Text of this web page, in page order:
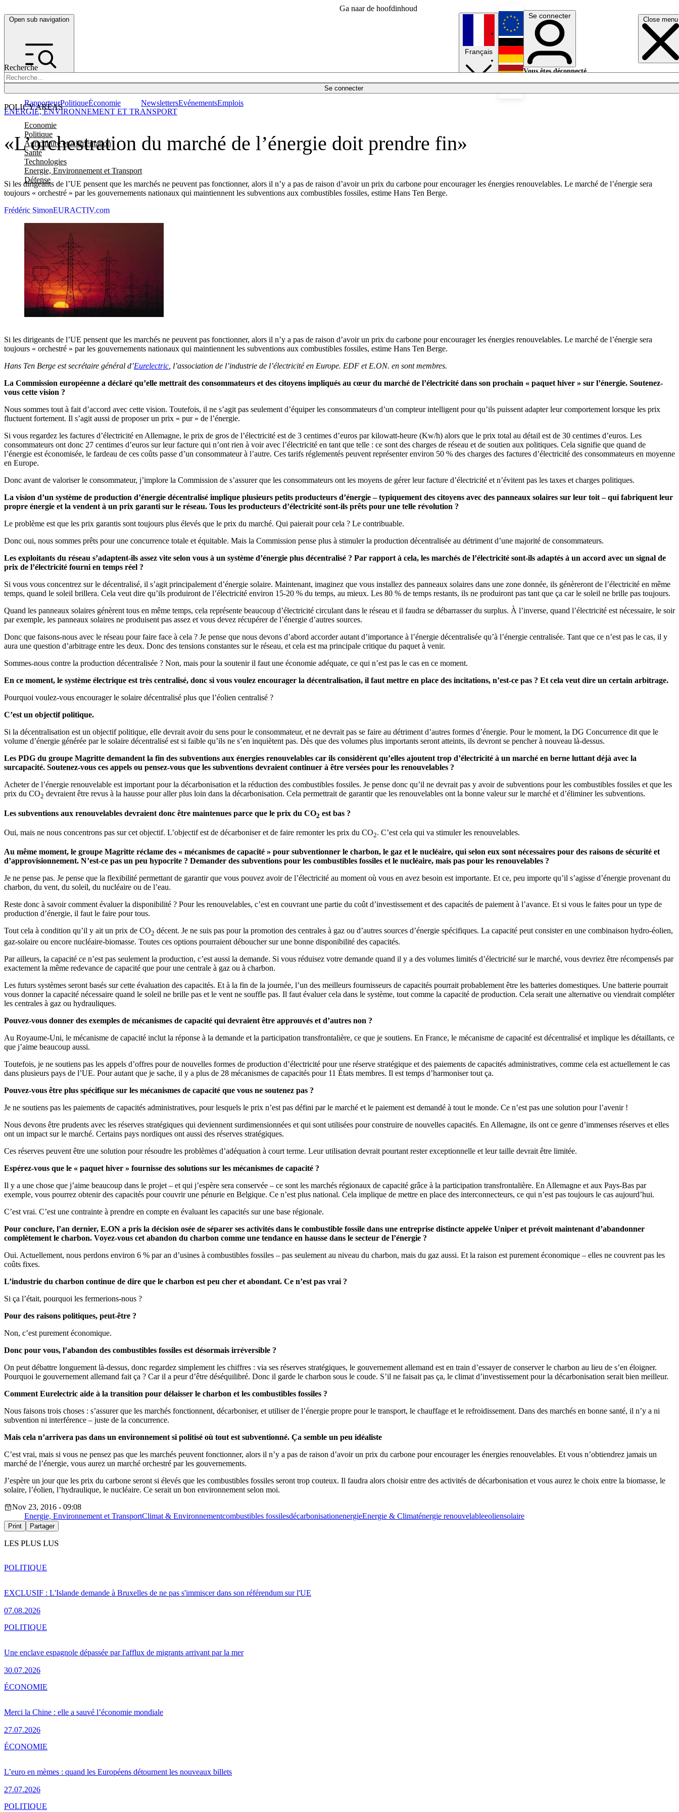
Ga naar de hoofdinhoud
Open sub navigation Close menu
Recherche
Se connecter
POLICY AREAS
Economie
Politique
Agriculture et Alimentation
Santé
Technologies
Energie, Environnement et Transport
Défense
RapporteurPolitiqueÉconomie NewslettersEvénementsEmplois
Français
English
Deutsch
Se connecter
Vous êtes déconnecté.
«L’orchestration du marché de l’énergie doit prendre fin»
Si les dirigeants de l’UE pensent que les marchés ne peuvent pas fonctionner, alors il n’y a pas de raison d’avoir un prix du carbone pour encourager les énergies renouvelables. Le marché de l’énergie sera
toujours « orchestré » par les gouvernements nationaux qui maintiennent les subventions aux combustibles fossiles, estime Hans Ten Berge.
ENERGIE, ENVIRONNEMENT ET TRANSPORT
Frédéric SimonEURACTIV.com
Si les dirigeants de l’UE pensent que les marchés ne peuvent pas fonctionner, alors il n’y a pas de raison d’avoir un prix du carbone pour encourager les énergies renouvelables. Le marché de l’énergie sera
toujours « orchestré » par les gouvernements nationaux qui maintiennent les subventions aux combustibles fossiles, estime Hans Ten Berge.
Hans Ten Berge est secrétaire général d’Eurelectric , l’association de l’industrie de l’électricité en Europe. EDF et E.ON. en sont membres.
La Commission européenne a déclaré qu’elle mettrait des consommateurs et des citoyens impliqués au cœur du marché de l’électricité dans son prochain « paquet hiver » sur l’énergie. Soutenez-
vous cette vision ?
Nous sommes tout à fait d’accord avec cette vision. Toutefois, il ne s’agit pas seulement d’équiper les consommateurs d’un compteur intelligent pour qu’ils puissent adapter leur comportement lorsque les prix
fluctuent fortement. Il s’agit aussi de proposer un prix « pur » de l’énergie.
Si vous regardez les factures d’électricité en Allemagne, le prix de gros de l’électricité est de 3 centimes d’euros par kilowatt-heure (Kw/h) alors que le prix total au détail est de 30 centimes d’euros. Les
consommateurs ont donc 27 centimes d’euros sur leur facture qui n’ont rien à voir avec l’électricité en tant que telle : ce sont des charges de réseau et de soutien aux politiques. Cela signifie que quand de
l’énergie est économisée, le fardeau de ces coûts passe d’un consommateur à l’autre. Ces tarifs réglementés peuvent représenter environ 50 % des charges des factures d’électricité des consommateurs en moyenne
en Europe.
Donc avant de valoriser le consommateur, j’implore la Commission de s’assurer que les consommateurs ont les moyens de gérer leur facture d’électricité et n’évitent pas les taxes et charges politiques.
La vision d’un système de production d’énergie décentralisé implique plusieurs petits producteurs d’énergie – typiquement des citoyens avec des panneaux solaires sur leur toit – qui fabriquent leur
propre énergie et la vendent à un prix garanti sur le réseau. Tous les producteurs d’électricité sont-ils prêts pour une telle révolution ?
Le problème est que les prix garantis sont toujours plus élevés que le prix du marché. Qui paierait pour cela ? Le contribuable.
Donc oui, nous sommes prêts pour une concurrence totale et équitable. Mais la Commission pense plus à stimuler la production décentralisée au détriment d’une majorité de consommateurs.
Les exploitants du réseau s’adaptent-ils assez vite selon vous à un système d’énergie plus décentralisé ? Par rapport à cela, les marchés de l’électricité sont-ils adaptés à un accord avec un signal de
prix de l’électricité fourni en temps réel ?
Si vous vous concentrez sur le décentralisé, il s’agit principalement d’énergie solaire. Maintenant, imaginez que vous installez des panneaux solaires dans une zone donnée, ils génèreront de l’électricité en même
temps, quand le soleil brillera. Cela veut dire qu’ils produiront de l’électricité environ 15-20 % du temps, au mieux. Les 80 % de temps restants, ils ne produiront pas tant que ça car le soleil ne brille pas toujours.
Quand les panneaux solaires génèrent tous en même temps, cela représente beaucoup d’électricité circulant dans le réseau et il faudra se débarrasser du surplus. À l’inverse, quand l’électricité est nécessaire, le soir
par exemple, les panneaux solaires ne produisent pas assez et vous devez récupérer de l’énergie d’autres sources.
Donc que faisons-nous avec le réseau pour faire face à cela ? Je pense que nous devons d’abord accorder autant d’importance à l’énergie décentralisée qu’à l’énergie centralisée. Tant que ce n’est pas le cas, il y
aura une question d’arbitrage entre les deux. Donc des tensions constantes sur le réseau, et cela est ma principale critique du paquet à venir.
Sommes-nous contre la production décentralisée ? Non, mais pour la soutenir il faut une économie adéquate, ce qui n’est pas le cas en ce moment.
En ce moment, le système électrique est très centralisé, donc si vous voulez encourager la décentralisation, il faut mettre en place des incitations, n’est-ce pas ? Et cela veut dire un certain arbitrage.
Pourquoi voulez-vous encourager le solaire décentralisé plus que l’éolien centralisé ?
C’est un objectif politique.
Si la décentralisation est un objectif politique, elle devrait avoir du sens pour le consommateur, et ne devrait pas se faire au détriment d’autres formes d’énergie. Pour le moment, la DG Concurrence dit que le
volume d’énergie générée par le solaire décentralisé est si faible qu’ils ne s’en inquiètent pas. Dès que des volumes plus importants seront atteints, ils devront se pencher à nouveau là-dessus.
Les PDG du groupe Magritte demandent la fin des subventions aux énergies renouvelables car ils considèrent qu’elles ajoutent trop d’électricité à un marché en berne luttant déjà avec la
surcapacité. Soutenez-vous ces appels ou pensez-vous que les subventions devraient continuer à être versées pour les renouvelables ?
Acheter de l’énergie renouvelable est important pour la décarbonisation et la réduction des combustibles fossiles. Je pense donc qu’il ne devrait pas y avoir de subventions pour les combustibles fossiles et que les
prix du CO2 devraient être revus à la hausse pour aller plus loin dans la décarbonisation. Cela permettrait de garantir que les renouvelables ont la bonne valeur sur le marché et d’éliminer les subventions.
Les subventions aux renouvelables devraient donc être maintenues parce que le prix du CO2 est bas ?
Oui, mais ne nous concentrons pas sur cet objectif. L’objectif est de décarboniser et de faire remonter les prix du CO2. C’est cela qui va stimuler les renouvelables.
Au même moment, le groupe Magritte réclame des « mécanismes de capacité » pour subventionner le charbon, le gaz et le nucléaire, qui selon eux sont nécessaires pour des raisons de sécurité et
d’approvisionnement. N’est-ce pas un peu hypocrite ? Demander des subventions pour les combustibles fossiles et le nucléaire, mais pas pour les renouvelables ?
Je ne pense pas. Je pense que la flexibilité permettant de garantir que vous pouvez avoir de l’électricité au moment où vous en avez besoin est importante. Et ce, peu importe qu’il s’agisse d’énergie provenant du
charbon, du vent, du soleil, du nucléaire ou de l’eau.
Reste donc à savoir comment évaluer la disponibilité ? Pour les renouvelables, c’est en couvrant une partie du coût d’investissement et des capacités de paiement à l’avance. Et si vous le faites pour un type de
production d’énergie, il faut le faire pour tous.
Tout cela à condition qu’il y ait un prix de CO2 décent. Je ne suis pas pour la promotion des centrales à gaz ou d’autres sources d’énergie spécifiques. La capacité peut consister en une combinaison hydro-éolien,
gaz-solaire ou encore nucléaire-biomasse. Toutes ces options pourraient déboucher sur une bonne disponibilité des capacités.
Par ailleurs, la capacité ce n’est pas seulement la production, c’est aussi la demande. Si vous réduisez votre demande quand il y a des volumes limités d’électricité sur le marché, vous devriez être récompensés par
exactement la même redevance de capacité que pour une centrale à gaz ou à charbon.
Les futurs systèmes seront basés sur cette évaluation des capacités. Et à la fin de la journée, l’un des meilleurs fournisseurs de capacités pourrait probablement être les batteries domestiques. Une batterie pourrait
vous donner la capacité nécessaire quand le soleil ne brille pas et le vent ne souffle pas. Il faut évaluer cela dans le système, tout comme la capacité de production. Cela serait une alternative ou viendrait compléter
les centrales à gaz ou hydrauliques.
Pouvez-vous donner des exemples de mécanismes de capacité qui devraient être approuvés et d’autres non ?
Au Royaume-Uni, le mécanisme de capacité inclut la réponse à la demande et la participation transfrontalière, ce que je soutiens. En France, le mécanisme de capacité est décentralisé et implique les détaillants, ce
que j’aime beaucoup aussi.
Toutefois, je ne soutiens pas les appels d’offres pour de nouvelles formes de production d’électricité pour une réserve stratégique et des paiements de capacités administratives, comme cela est actuellement le cas
dans plusieurs pays de l’UE. Pour autant que je sache, il y a plus de 28 mécanismes de capacités pour 11 États membres. Il est temps d’harmoniser tout ça.
Pouvez-vous être plus spécifique sur les mécanismes de capacité que vous ne soutenez pas ?
Je ne soutiens pas les paiements de capacités administratives, pour lesquels le prix n’est pas défini par le marché et le paiement est demandé à tout le monde. Ce n’est pas une solution pour l’avenir !
Nous devons être prudents avec les réserves stratégiques qui deviennent surdimensionnées et qui sont utilisées pour construire de nouvelles capacités. En Allemagne, ils ont ce genre d’immenses réserves et elles
ont un impact sur le marché. Certains pays nordiques ont aussi des réserves stratégiques.
Ces réserves peuvent être une solution pour résoudre les problèmes d’adéquation à court terme. Leur utilisation devrait pourtant rester exceptionnelle et leur taille devrait être limitée.
Espérez-vous que le « paquet hiver » fournisse des solutions sur les mécanismes de capacité ?
Il y a une chose que j’aime beaucoup dans le projet – et qui j’espère sera conservée – ce sont les marchés régionaux de capacité grâce à la participation transfrontalière. En Allemagne et aux Pays-Bas par
exemple, vous pourrez obtenir des capacités pour couvrir une pénurie en Belgique. Ce n’est plus national. Cela implique de mettre en place des interconnecteurs, ce qui n’est pas toujours le cas aujourd’hui.
C’est vrai. C’est une contrainte à prendre en compte en évaluant les capacités sur une base régionale.
Pour conclure, l’an dernier, E.ON a pris la décision osée de séparer ses activités dans le combustible fossile dans une entreprise distincte appelée Uniper et prévoit maintenant d’abandonner
complètement le charbon. Voyez-vous cet abandon du charbon comme une tendance en hausse dans le secteur de l’énergie ?
Oui. Actuellement, nous perdons environ 6 % par an d’usines à combustibles fossiles – pas seulement au niveau du charbon, mais du gaz aussi. Et la raison est purement économique – elles ne couvrent pas les
coûts fixes.
L’industrie du charbon continue de dire que le charbon est peu cher et abondant. Ce n’est pas vrai ?
Si ça l’était, pourquoi les fermerions-nous ?
Pour des raisons politiques, peut-être ?
Non, c’est purement économique.
Donc pour vous, l’abandon des combustibles fossiles est désormais irréversible ?
On peut débattre longuement là-dessus, donc regardez simplement les chiffres : via ses réserves stratégiques, le gouvernement allemand est en train d’essayer de conserver le charbon au lieu de s’en éloigner.
Pourquoi le gouvernement allemand fait ça ? Car il a peur d’être déséquilibré. Donc il garde le charbon sous le coude. S’il ne faisait pas ça, le climat d’investissement pour la décarbonisation serait bien meilleur.
Comment Eurelectric aide à la transition pour délaisser le charbon et les combustibles fossiles ?
Nous faisons trois choses : s’assurer que les marchés fonctionnent, décarboniser, et utiliser de l’énergie propre pour le transport, le chauffage et le refroidissement. Dans des marchés en bonne santé, il n’y a ni
subvention ni interférence – juste de la concurrence.
Mais cela n’arrivera pas dans un environnement si politisé où tout est subventionné. Ça semble un peu idéaliste
C’est vrai, mais si vous ne pensez pas que les marchés peuvent fonctionner, alors il n’y a pas de raison d’avoir un prix du carbone pour encourager les énergies renouvelables. Et vous n’obtiendrez jamais un
marché de l’énergie, vous aurez un marché orchestré par les gouvernements.
J’espère un jour que les prix du carbone seront si élevés que les combustibles fossiles seront trop couteux. Il faudra alors choisir entre des activités de décarbonisation et vous aurez le choix entre la biomasse, le
solaire, l’éolien, l’hydraulique, le nucléaire. Ce serait un bon environnement selon moi.
Nov 23, 2016 - 09:08
Energie, Environnement et TransportClimat & Environnementcombustibles fossilesdécarbonisationenergieEnergie & Climaténergie renouvelableeoliensolaire
Print Partager
LES PLUS LUS
EXCLUSIF : L'Islande demande à Bruxelles de ne pas s'immiscer dans son référendum sur l'UE
07.08.2026
POLITIQUE
Une enclave espagnole dépassée par l'afflux de migrants arrivant par la mer
30.07.2026
POLITIQUE
Merci la Chine : elle a sauvé l’économie mondiale
27.07.2026
ÉCONOMIE
L’euro en mèmes : quand les Européens détournent les nouveaux billets
27.07.2026
ÉCONOMIE
POLITIQUE